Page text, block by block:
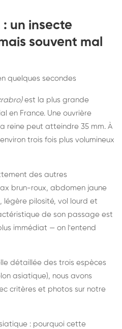
: un insecte
souvent mal
quelques secondes
est la plus grande
en France. Une ouvrière
reine peut atteindre 35 mm. À
trois fois plus volumineux
des autres
brun-roux, abdomen jaune
pilosité, vol lourd et
de son passage est
immédiat — on l'entend
détaillée des trois espèces
asiatique), nous avons
critères et photos sur notre
: pourquoi cette